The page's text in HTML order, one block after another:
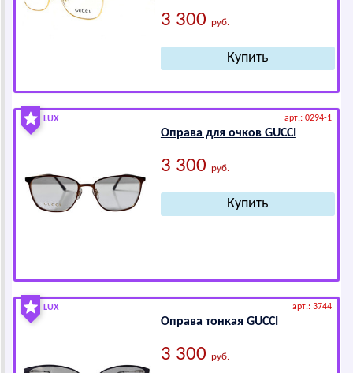
3 300 руб.
LUX арт.: 0294-1
Оправа для очков GUССI
3 300 руб.
LUX арт.: 3744
Оправа тонкая GUССI
3 300 руб.